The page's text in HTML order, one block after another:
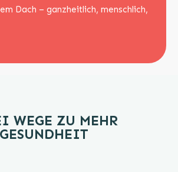
Dach – ganzheitlich, menschlich,
WEGE ZU MEHR
GESUNDHEIT